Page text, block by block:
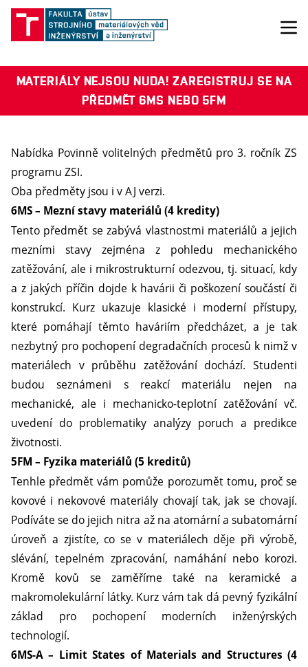
MATERIÁLY NEJSOU NUDA! ZAREGISTRUJ SE NA
PŘEDMĚT 6MS NEBO 5FM
Nabídka Povinně volitelných předmětů pro 3. ročník ZS
programu ZSI.
Oba předměty jsou i v AJ verzi.
6MS – Mezní stavy materiálů (4 kredity)
Tento předmět se zabývá vlastnostmi materiálů a jejich
mezními stavy zejména z pohledu mechanického
zatěžování, ale i mikrostrukturní odezvou, tj. situací, kdy
a z jakých příčin dojde k havárii či poškození součástí či
konstrukcí. Kurz ukazuje klasické i moderní přístupy,
které pomáhají těmto haváriím předcházet, a je tak
nezbytný pro pochopení degradačních procesů k nimž v
materiálech v průběhu zatěžování dochází. Studenti
budou seznámeni s reakcí materiálu nejen na
mechanické, ale i mechanicko-teplotní zatěžování vč.
uvedení do problematiky analýzy poruch a predikce
životnosti.
5FM – Fyzika materiálů (5 kreditů)
Tenhle předmět vám pomůže porozumět tomu, proč se
kovové i nekovové materiály chovají tak, jak se chovají.
Podíváte se do jejich nitra až na atomární a subatomární
úroveň a zjistíte, co se v materiálech děje při výrobě,
slévání, tepelném zpracování, namáhání nebo korozi.
Kromě kovů se zaměříme také na keramické a
makromolekulární látky. Kurz vám tak dá pevný fyzikální
základ pro pochopení moderních inženýrských
technologií.
6MS-A – Limit States of Materials and Structures (4